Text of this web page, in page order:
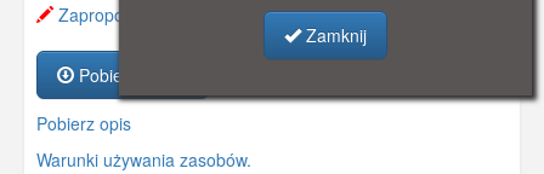
Zaproponuj zmianę opisu.
Pobierz zasób
Pobierz opis
Warunki używania zasobów.
Zamknij